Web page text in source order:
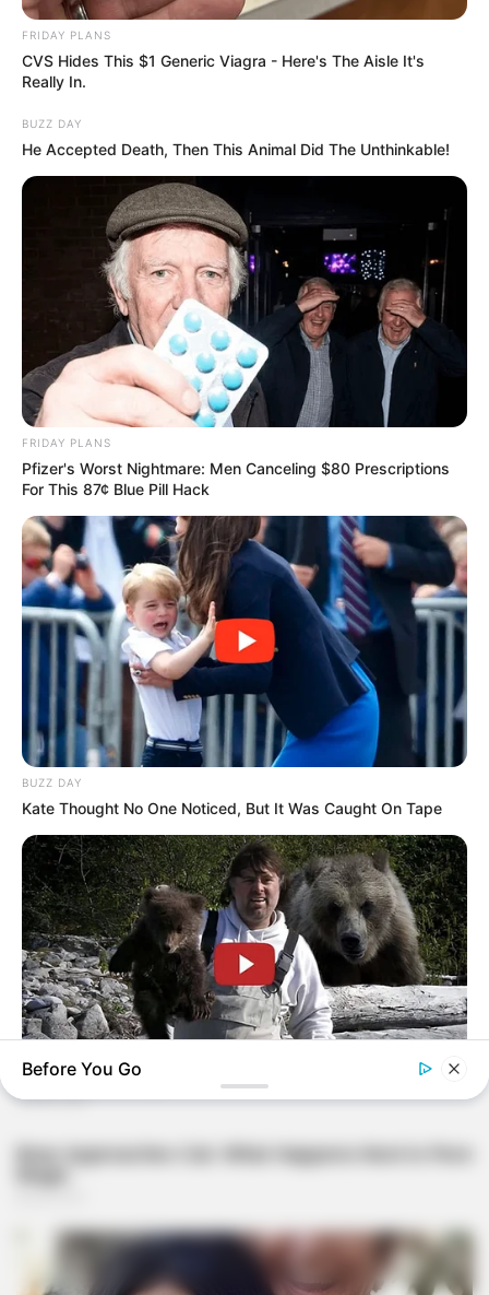
FRIDAY PLANS
CVS Hides This $1 Generic Viagra - Here's The Aisle It's
Really In.
BUZZ DAY
He Accepted Death, Then This Animal Did The Unthinkable!
FRIDAY PLANS
Pfizer's Worst Nightmare: Men Canceling $80 Prescriptions
For This 87¢ Blue Pill Hack
BUZZ DAY
Kate Thought No One Noticed, But It Was Caught On Tape
BUZZDAY
Before You Go